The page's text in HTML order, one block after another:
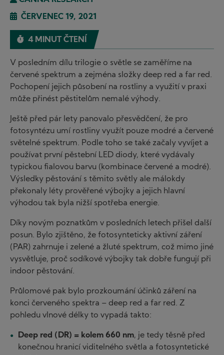
ČERVENEC 19, 2021
4 MINUT ČTENÍ
V posledním dílu trilogie o světle se zaměříme na
červené spektrum a zejména složky deep red a far red.
Pochopení jejich působení na rostliny a využití v praxi
může přinést pěstitelům nemalé výhody.
Ještě před pár lety panovalo přesvědčení, že pro
fotosyntézu umí rostliny využít pouze modré a červené
světelné spektrum. Podle toho se také začaly vyvíjet a
používat první pěstební LED diody, které vydávaly
typickou fialovou barvu (kombinace červené a modré).
Výsledky pěstování s těmito světly ale málokdy
překonaly léty prověřené výbojky a jejich hlavní
výhodou tak byla nižší spotřeba energie.
Díky novým poznatkům v posledních letech přišel další
posun. Bylo zjištěno, že fotosynteticky aktivní záření
(PAR) zahrnuje i zelené a žluté spektrum, což mimo jiné
vysvětluje, proč sodíkové výbojky tak dobře fungují při
indoor pěstování.
Průlomové pak bylo prozkoumání účinků záření na
konci červeného spektra – deep red a far red. Z
pohledu vlnové délky to vypadá takto:
Deep red (DR) = kolem 660 nm, je tedy těsně před
konečnou hranicí viditelného světla a fotosyntetické